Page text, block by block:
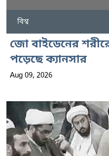
বিশ্ব
জো বাইডেনের
পড়েছে ক্যানসার
Aug 09, 2026